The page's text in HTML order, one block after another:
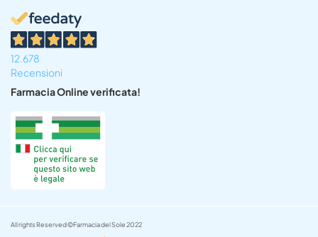
12.678
Recensioni
Farmacia Online verificata!
All rights Reserved ©Farmacia del Sole 2022